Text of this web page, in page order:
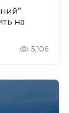
на
5,106